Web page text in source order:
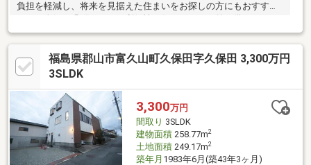
負担を軽減し、将来を見据えた住まいをお探しの方にもおすすめ
す。■都市ガスエリアのため光熱費を抑えやすい点も魅力。玄関
から回遊できる使いやすい間取りを採用し、家事動線や生活動線
にも配慮されています。各居室は6帖以上を確保し、ゆとりある空
間でお過ごしいただけます。■洗面脱衣室は広々とした1.5坪タイ
側を活用することで2台目の駐車スペース拡張もご検討いただけま
す。市役所や商業施設が身近な便利な住環境も魅力です。
福島県郡山市富久山町久保田字久保田 3,300万円
3SLDK
3,300万円
間取り 3SLDK
建物面積258.77m2
土地面積249.17m2
築年月 1983年6月(築43年3ヶ月)